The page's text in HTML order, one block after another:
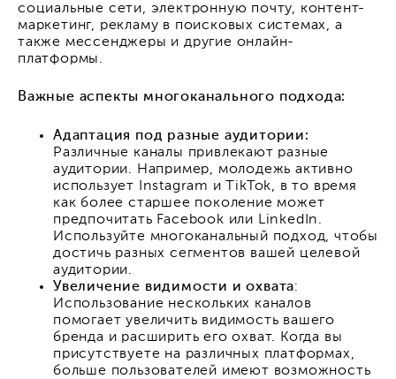
социальные сети, электронную почту, контент-
маркетинг, рекламу в поисковых системах, а
также мессенджеры и другие онлайн-
платформы.
Важные аспекты многоканального подхода:
Адаптация под разные аудитории:
Различные каналы привлекают разные
аудитории. Например, молодежь активно
использует Instagram и TikTok, в то время
как более старшее поколение может
предпочитать Facebook или LinkedIn.
Используйте многоканальный подход, чтобы
достичь разных сегментов вашей целевой
аудитории.
Увеличение видимости и охвата:
Использование нескольких каналов
помогает увеличить видимость вашего
бренда и расширить его охват. Когда вы
присутствуете на различных платформах,
больше пользователей имеют возможность